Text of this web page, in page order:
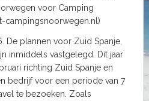
voor Camping
campingsnoorwegen.nl)
De plannen voor Zuid Spanje,
inmiddels vastgelegd. Dit jaar
richting Zuid Spanje en
bedrijf voor een periode van 7
te bezoeken. Zoals